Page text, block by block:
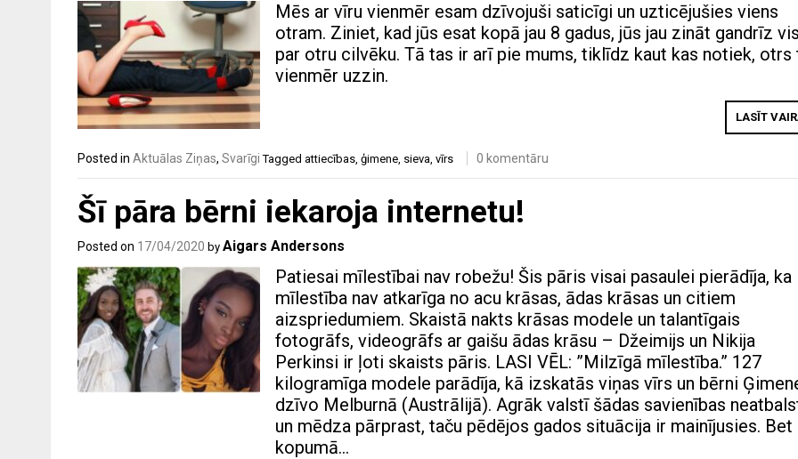
Mēs ar vīru vienmēr esam dzīvojuši saticīgi un uzticējušies viens
otram. Ziniet, kad jūs esat kopā jau 8 gadus, jūs jau zināt gandrīz
par otru cilvēku. Tā tas ir arī pie mums, tiklīdz kaut kas notiek, otrs
vienmēr uzzin.
LASĪT
Posted in Aktuālas Ziņas, Svarīgi Tagged attiecības, ģimene, sieva, vīrs 0 komentāru
Šī pāra bērni iekaroja internetu!
Posted on 17/04/2020 by Aigars Andersons
Patiesai mīlestībai nav robežu! Šis pāris visai pasaulei pierādīja, ka
mīlestība nav atkarīga no acu krāsas, ādas krāsas un citiem
aizspriedumiem. Skaistā nakts krāsas modele un talantīgais
fotogrāfs, videogrāfs ar gaišu ādas krāsu – Džeimijs un Nikija
Perkinsi ir ļoti skaists pāris. LASI VĒL: ”Milzīgā mīlestība.” 127
kilogramīga modele parādīja, kā izskatās viņas vīrs un bērni
dzīvo Melburnā (Austrālijā). Agrāk valstī šādas savienības
un mēdza pārprast, taču pēdējos gados situācija ir mainījusies. Bet
kopumā…